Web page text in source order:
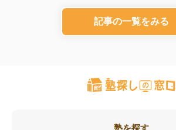
記事の一覧をみる